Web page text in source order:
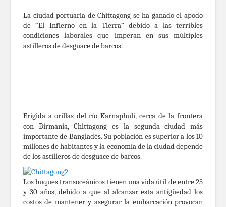
La ciudad portuaria de Chittagong se ha ganado el apodo
de “El Infierno en la Tierra” debido a las terribles
condiciones laborales que imperan en sus múltiples
astilleros de desguace de barcos.
Erigida a orillas del río Karnaphuli, cerca de la frontera
con Birmania, Chittagong es la segunda ciudad más
importante de Bangladés. Su población es superior a los 10
millones de habitantes y la economía de la ciudad depende
de los astilleros de desguace de barcos.
Los buques transoceánicos tienen una vida útil de entre 25
y 30 años, debido a que al alcanzar esta antigüedad los
costos de mantener y asegurar la embarcación provocan